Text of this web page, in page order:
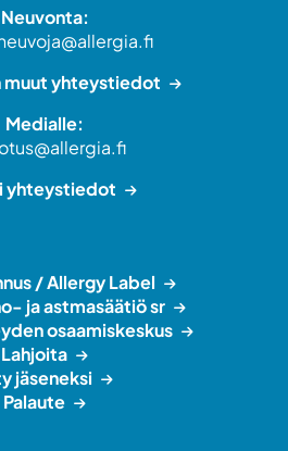
Neuvonta:
muut yhteystiedot
Medialle:
yhteystiedot
/ Allergy Label
ja astmasäätiö sr
osaamiskeskus
Lahjoita
jäseneksi
Palaute